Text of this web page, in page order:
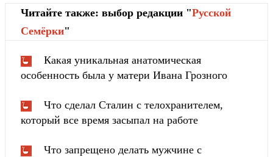
Читайте также: выбор редакции "Русской
Cемёрки"
Какая уникальная анатомическая
особенность была у матери Ивана Грозного
Что сделал Сталин с телохранителем,
который все время засыпал на работе
Что запрещено делать мужчине с